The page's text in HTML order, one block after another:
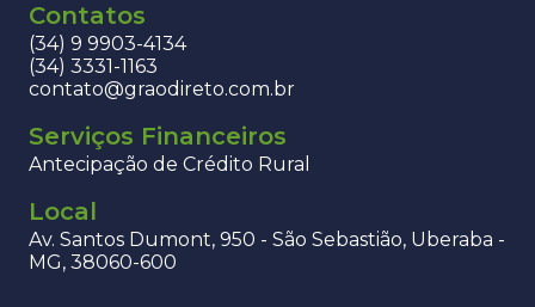
Contatos
(34) 9 9903-4134
(34) 3331-1163
contato@graodireto.com.br
Serviços Financeiros
Antecipação de Crédito Rural
Local
Av. Santos Dumont, 950 - São Sebastião, Uberaba -
MG, 38060-600